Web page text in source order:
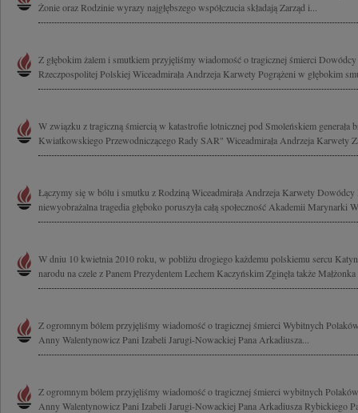
Żonie oraz Rodzinie wyrazy najgłębszego współczucia składają Zarząd i...
Z głębokim żalem i smutkiem przyjęliśmy wiadomość o tragicznej śmierci
Rzeczpospolitej Polskiej Wiceadmirała Andrzeja Karwety Pogrążeni w głębokim
W związku z tragiczną śmiercią w katastrofie lotnicznej pod Smoleńskiem generała
Kwiatkowskiego Przewodniczącego Rady SAR" Wiceadmirała Andrzeja Karwety
Łączymy się w bólu i smutku z Rodziną Wiceadmirała Andrzeja Karwety
niewyobrażalna tragedia głęboko poruszyła całą społeczność Akademii Marynarki
W dniu 10 kwietnia 2010 roku, w pobliżu drogiego każdemu polskiemu sercu
narodu na czele z Panem Prezydentem Lechem Kaczyńskim Zginęła także
Z ogromnym bólem przyjęliśmy wiadomość o tragicznej śmierci Wybitnych
Anny Walentynowicz Pani Izabeli Jarugi-Nowackiej Pana Arkadiusza...
Z ogromnym bólem przyjęliśmy wiadomość o tragicznej śmierci wybitnych
Anny Walentynowicz Pani Izabeli Jarugi-Nowackiej Pana Arkadiusza Rybickiego